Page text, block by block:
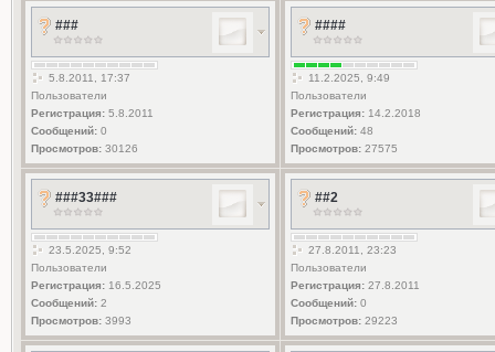
###
5.8.2011, 17:37
Пользователи
Регистрация:5.8.2011
Сообщений:0
Просмотров:30126
####
11.2.2025, 9:49
Пользователи
Регистрация:14.2.2018
Сообщений:48
Просмотров:27575
###33###
23.5.2025, 9:52
Пользователи
Регистрация:16.5.2025
Сообщений:2
Просмотров:3993
##2
27.8.2011, 23:23
Пользователи
Регистрация:27.8.2011
Сообщений:0
Просмотров:29223